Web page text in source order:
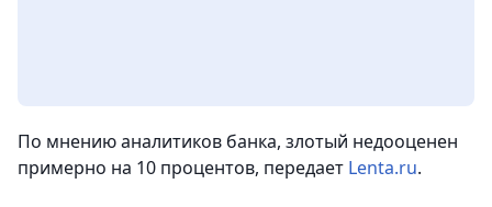
По мнению аналитиков банка, злотый недооценен
примерно на 10 процентов, передает Lenta.ru.